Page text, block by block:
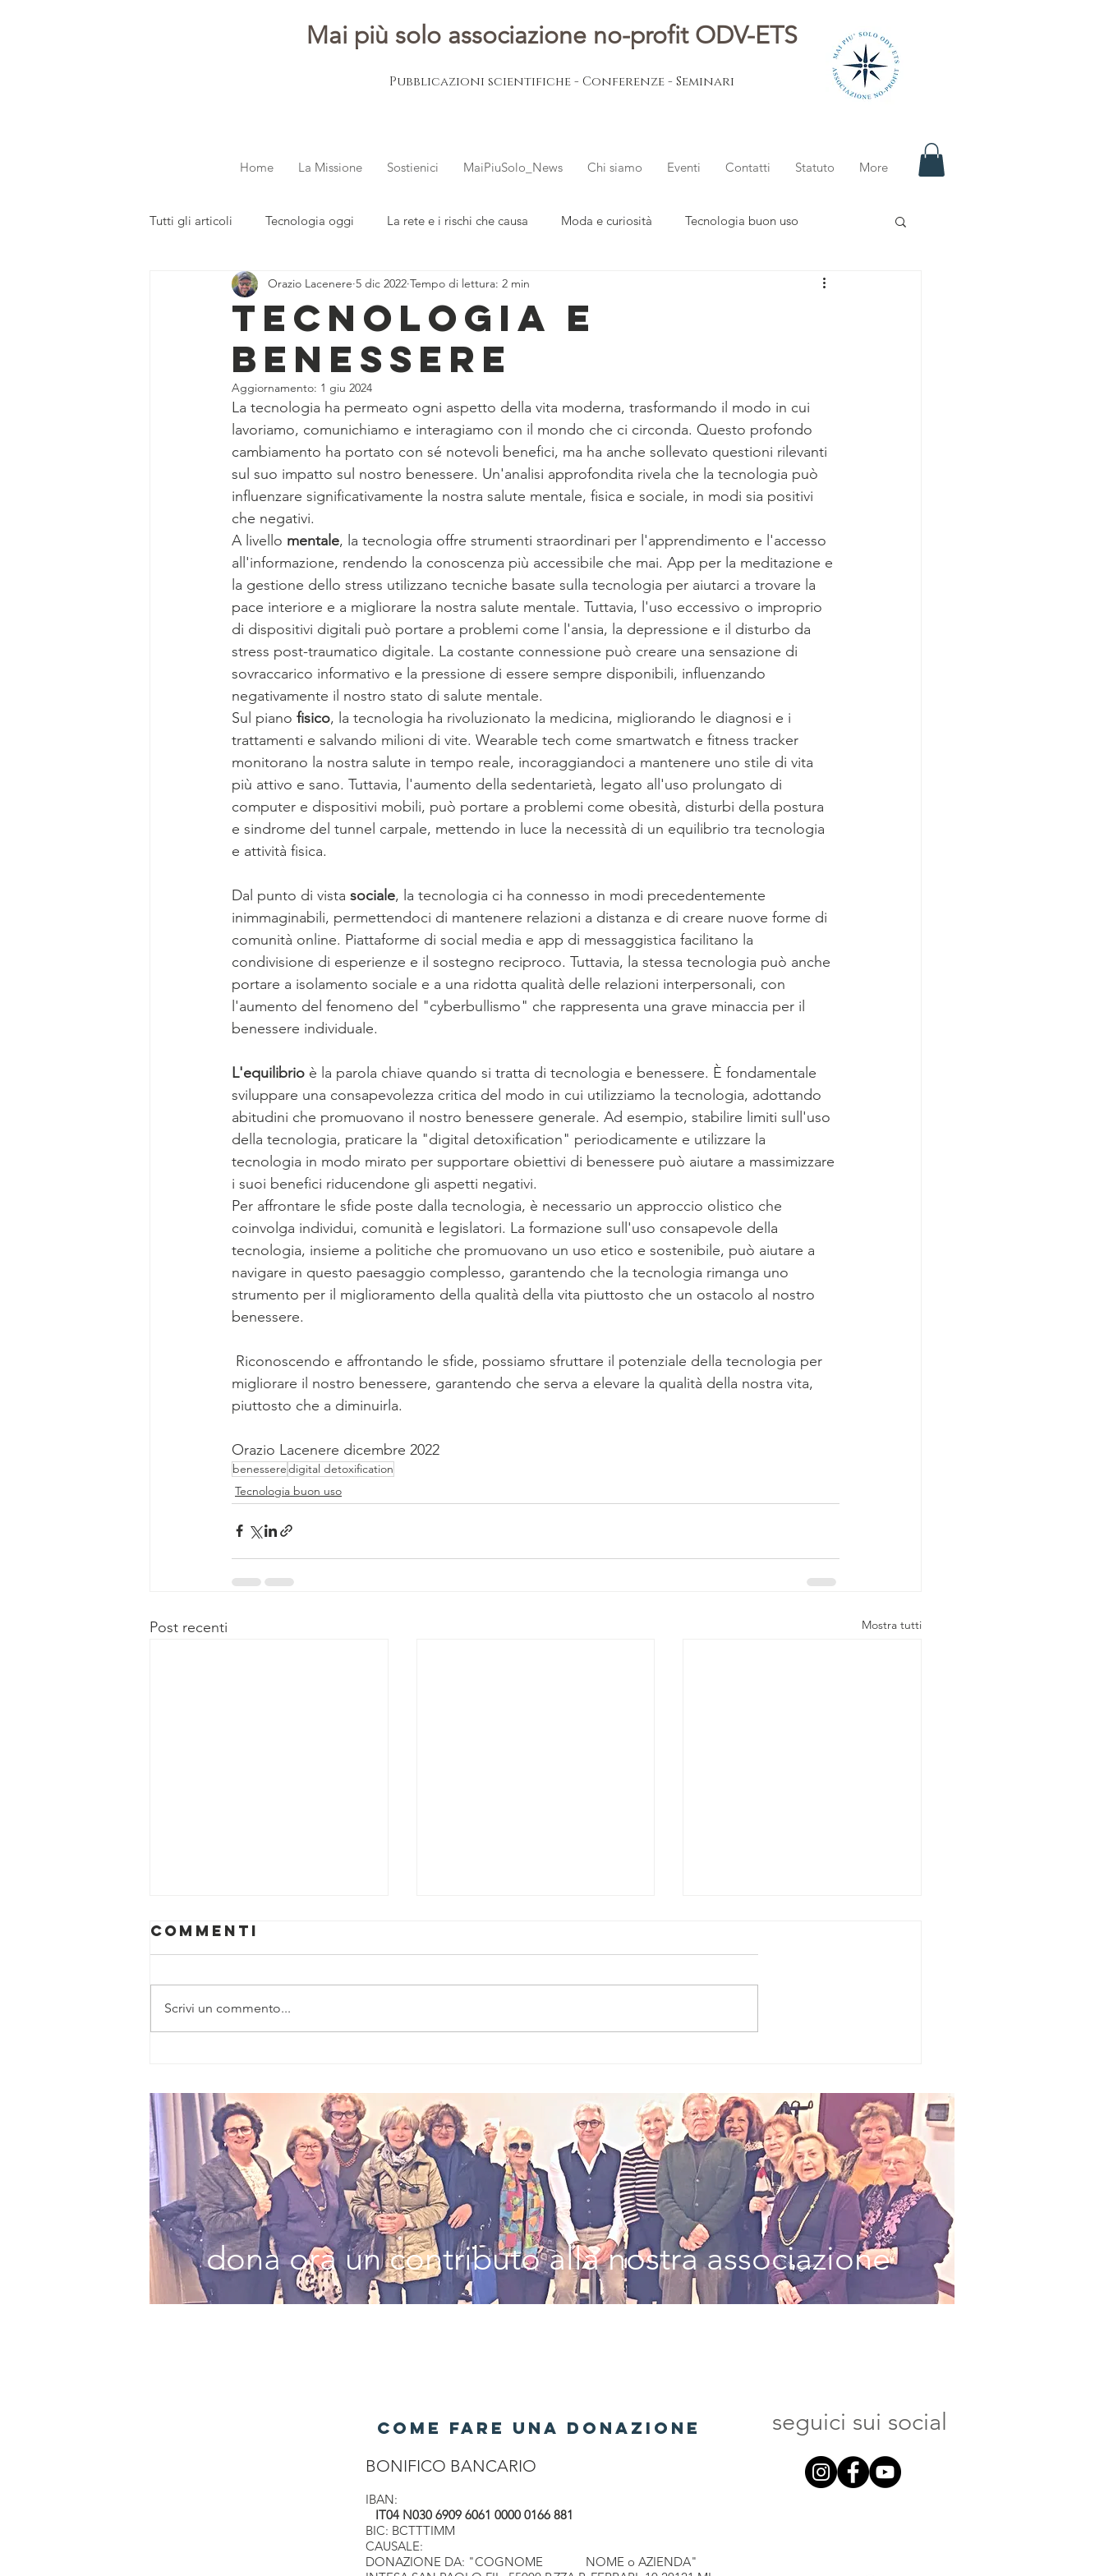
Mai più solo associazione no-profit ODV-ETS
Pubblicazioni scientifiche - Conferenze - Seminari
Home La Missione Sostienici MaiPiuSolo_News Chi siamo Eventi Contatti Statuto More
Tutti gli articoli Tecnologia oggi La rete e i rischi che causa Moda e curiosità Tecnologia buon uso
dalla redazione Parola ai giovani L'esperto risponde
tecnologia e
benessere
Orazio Lacenere 5 dic 2022 Tempo di lettura: 2 min
Aggiornamento: 1 giu 2024
La tecnologia ha permeato ogni aspetto della vita moderna, trasformando il modo in cui
lavoriamo, comunichiamo e interagiamo con il mondo che ci circonda. Questo profondo
cambiamento ha portato con sé notevoli benefici, ma ha anche sollevato questioni rilevanti
sul suo impatto sul nostro benessere. Un'analisi approfondita rivela che la tecnologia può
influenzare significativamente la nostra salute mentale, fisica e sociale, in modi sia positivi
che negativi.
A livello mentale, la tecnologia offre strumenti straordinari per l'apprendimento e l'accesso
all'informazione, rendendo la conoscenza più accessibile che mai. App per la meditazione e
la gestione dello stress utilizzano tecniche basate sulla tecnologia per aiutarci a trovare la
pace interiore e a migliorare la nostra salute mentale. Tuttavia, l'uso eccessivo o improprio
di dispositivi digitali può portare a problemi come l'ansia, la depressione e il disturbo da
stress post-traumatico digitale. La costante connessione può creare una sensazione di
sovraccarico informativo e la pressione di essere sempre disponibili, influenzando
negativamente il nostro stato di salute mentale.
Sul piano fisico, la tecnologia ha rivoluzionato la medicina, migliorando le diagnosi e i
trattamenti e salvando milioni di vite. Wearable tech come smartwatch e fitness tracker
monitorano la nostra salute in tempo reale, incoraggiandoci a mantenere uno stile di vita
più attivo e sano. Tuttavia, l'aumento della sedentarietà, legato all'uso prolungato di
computer e dispositivi mobili, può portare a problemi come obesità, disturbi della postura
e sindrome del tunnel carpale, mettendo in luce la necessità di un equilibrio tra tecnologia
e attività fisica.
Dal punto di vista sociale, la tecnologia ci ha connesso in modi precedentemente
inimmaginabili, permettendoci di mantenere relazioni a distanza e di creare nuove forme di
comunità online. Piattaforme di social media e app di messaggistica facilitano la
condivisione di esperienze e il sostegno reciproco. Tuttavia, la stessa tecnologia può anche
portare a isolamento sociale e a una ridotta qualità delle relazioni interpersonali, con
l'aumento del fenomeno del "cyberbullismo" che rappresenta una grave minaccia per il
benessere individuale.
L'equilibrio è la parola chiave quando si tratta di tecnologia e benessere. È fondamentale
sviluppare una consapevolezza critica del modo in cui utilizziamo la tecnologia, adottando
abitudini che promuovano il nostro benessere generale. Ad esempio, stabilire limiti sull'uso
della tecnologia, praticare la "digital detoxification" periodicamente e utilizzare la
tecnologia in modo mirato per supportare obiettivi di benessere può aiutare a massimizzare
i suoi benefici riducendone gli aspetti negativi.
Per affrontare le sfide poste dalla tecnologia, è necessario un approccio olistico che
coinvolga individui, comunità e legislatori. La formazione sull'uso consapevole della
tecnologia, insieme a politiche che promuovano un uso etico e sostenibile, può aiutare a
navigare in questo paesaggio complesso, garantendo che la tecnologia rimanga uno
strumento per il miglioramento della qualità della vita piuttosto che un ostacolo al nostro
benessere.
migliorare il nostro benessere, garantendo che serva a elevare la qualità della nostra vita,
piuttosto che a diminuirla.
Orazio Lacenere dicembre 2022
benesseredigital detoxification
Tecnologia buon uso
Post recenti Mostra tutti
milioni per
l’accessibilità
digitale e
professionale
La nuova era
tra regole e
inclusione
dall’algoritmo
Commenti
Scrivi un commento...
dona ora un contributo alla nostra associazione
COME FARE UNA DONAZIONE
BONIFICO BANCARIO
IBAN:
IT04 N030 6909 6061 0000 0166 881
BIC: BCTTTIMM
CAUSALE:
DONAZIONE DA: "COGNOME NOME o AZIENDA"
seguici sui social